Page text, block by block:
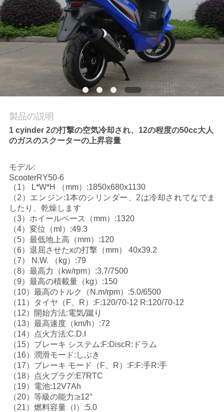
理
私
達
に
絡
し
な
さ
い
引
用
を
要
求
し
な
さ
い
製品の説明
1 cyinder 2の打撃の空気冷却され、12の程度の50cc大人
のガスのスクーターの上昇容量
モデル:
ScooterRY50-6
（1） L*W*H （mm）:1850x680x1130
（2）エンジン:1本のシリンダー、2は冷却されてなでま
したり、乾燥します
（3）ホイールベース（mm）:1320
（4）変位（ml）:49.3
（5）最低地上高（mm）:120
（6）退屈させたxの打撃（mm） 40x39.2
（7） N.W. （kg）:79
（8）最高力（kw/rpm）:3.7/7500
（9）最高の積載量（kg）:150
（10）最高のトルク（N.m/rpm）:5.0/6500
（11）タイヤ（F、R）:F:120/70-12 R:120/70-12
（12）開始方法:電気/蹴り
（13）最高速度（km/h）:72
（14）点火方法:C.D.I
（15）ブレーキ システム:F:DiscR:ドラム
（16）潤滑モード:しぶき
（17）ブレーキ モード（F、R）:F:F:手R:手
（18）点火プラグ:E7RTC
（19）電池:12V7Ah
（20）等級の能力:≥12°
（21）燃料容量（l）:5.0